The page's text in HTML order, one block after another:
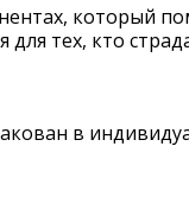
который
тех, кто
в